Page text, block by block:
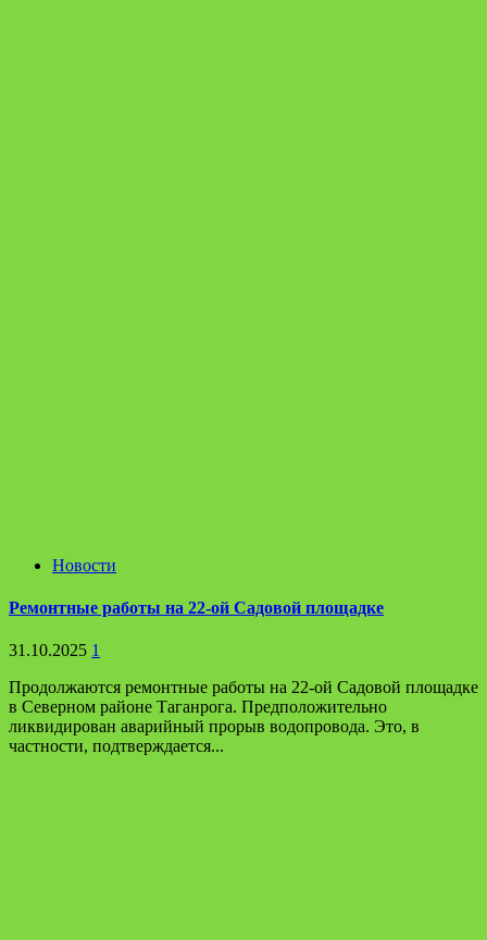
Новости
Ремонтные работы на 22-ой Садовой площадке
31.10.2025 1
Продолжаются ремонтные работы на 22-ой Садовой площадке
в Северном районе Таганрога. Предположительно
ликвидирован аварийный прорыв водопровода. Это, в
частности, подтверждается...